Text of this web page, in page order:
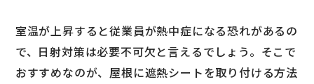
室温が上昇すると従業員が熱中症になる恐れがあるの
で、日射対策は必要不可欠と言えるでしょう。そこで
おすすめなのが、屋根に遮熱シートを取り付ける方法